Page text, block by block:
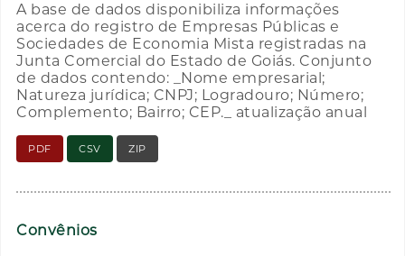
A base de dados disponibiliza informações
acerca do registro de Empresas Públicas e
Sociedades de Economia Mista registradas na
Junta Comercial do Estado de Goiás. Conjunto
de dados contendo: _Nome empresarial;
Natureza jurídica; CNPJ; Logradouro; Número;
Complemento; Bairro; CEP._ atualização anual
PDF CSV ZIP
Convênios